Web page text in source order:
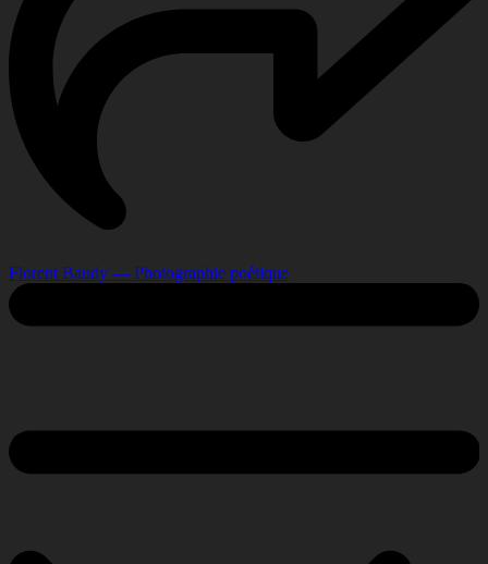
Florent Baudy — Photographie poétique